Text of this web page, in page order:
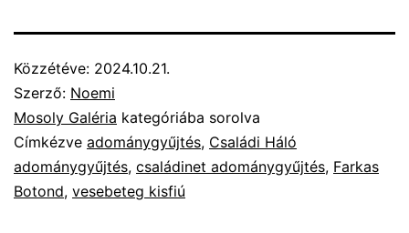
Közzétéve: 2024.10.21.
Szerző: Noemi
Mosoly Galéria kategóriába sorolva
Címkézve adománygyűjtés, Családi Háló
adománygyűjtés, családinet adománygyűjtés, Farkas
Botond, vesebeteg kisfiú